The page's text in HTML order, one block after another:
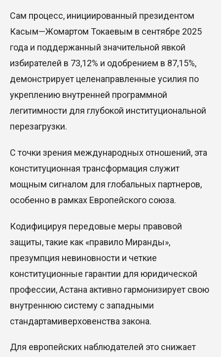
Сам процесс, инициированный президентом
Касым—Жомартом Токаевым в сентябре 2025
года и поддержанный значительной явкой
избирателей в 73,12% и одобрением в 87,15%,
демонстрирует целенаправленные усилия по
укреплению внутренней программной
легитимности для глубокой институциональной
перезагрузки.
С точки зрения международных отношений, эта
конституционная трансформация служит
мощным сигналом для глобальных партнеров,
особенно в рамках Европейского союза.
Кодифицируя передовые меры правовой
защиты, такие как «правило Миранды»,
презумпция невиновности и четкие
конституционные гарантии для юридической
профессии, Астана активно гармонизирует свою
внутреннюю систему с западными
стандартамиверховенства закона.
Для европейских наблюдателей это снижает